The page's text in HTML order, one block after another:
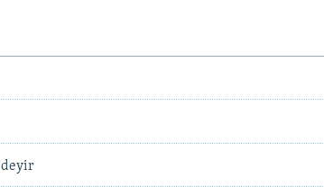
deyir